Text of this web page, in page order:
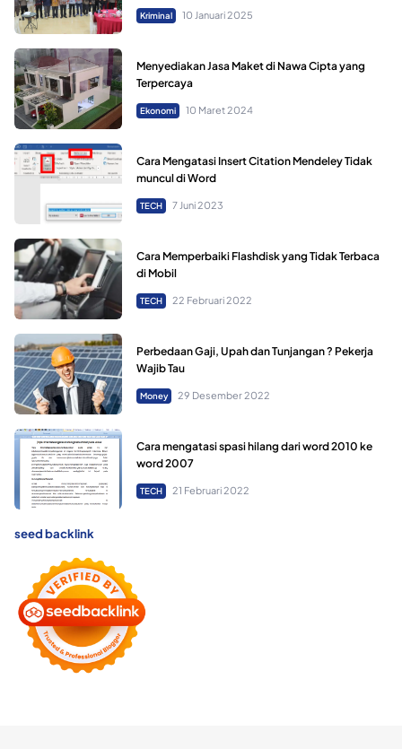
Kriminal 10 Januari 2025
Menyediakan Jasa Maket di Nawa Cipta yang
Terpercaya
Ekonomi 10 Maret 2024
Cara Mengatasi Insert Citation Mendeley Tidak
muncul di Word
TECH 7 Juni 2023
Cara Memperbaiki Flashdisk yang Tidak Terbaca
di Mobil
TECH 22 Februari 2022
Perbedaan Gaji, Upah dan Tunjangan ? Pekerja
Wajib Tau
Money 29 Desember 2022
Cara mengatasi spasi hilang dari word 2010 ke
word 2007
TECH 21 Februari 2022
seed backlink